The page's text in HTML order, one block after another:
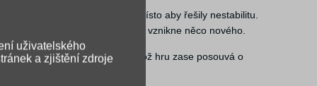
tvoření a experimentování, místo aby řešily nestabilitu.
dráha vypadat, a pokaždé tak vznikne něco nového.
po zemi, ale i do výšky, což hru zase posouvá o
uživatelského
a zjištění zdroje